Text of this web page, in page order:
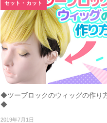
セット・カット
◆ツーブロックのウィッグの作り
◆
2019年7月1日